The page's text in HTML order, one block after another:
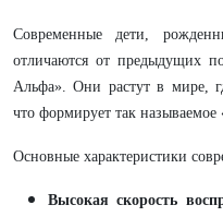
Современные дети,
отличаются от предыдущих
Альфа». Они растут в мире,
что формирует так
Основные характеристики
Высокая скорость